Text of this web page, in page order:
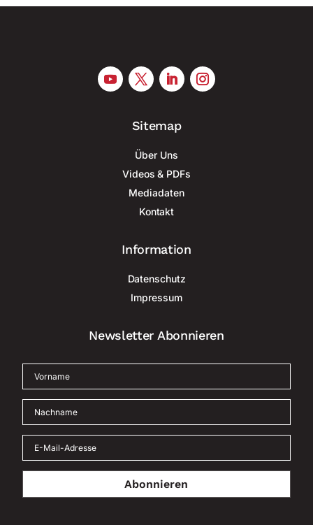
Sitemap
Über Uns
Videos & PDFs
Mediadaten
Kontakt
Information
Datenschutz
Impressum
Newsletter Abonnieren
Abonnieren